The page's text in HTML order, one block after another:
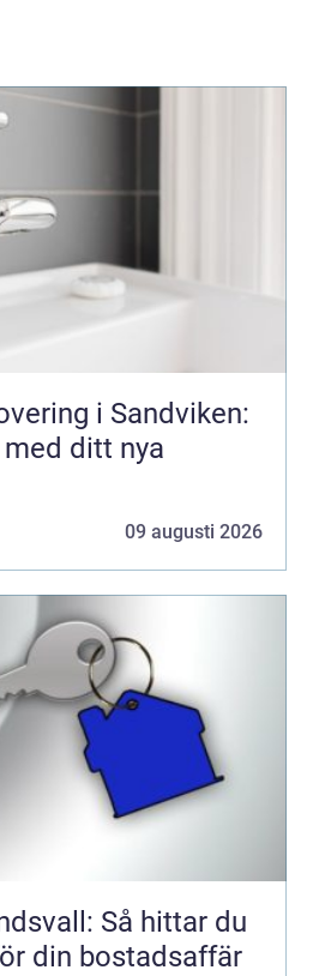
i Sandviken:
ditt nya
09 augusti 2026
Så hittar du
din bostadsaffär